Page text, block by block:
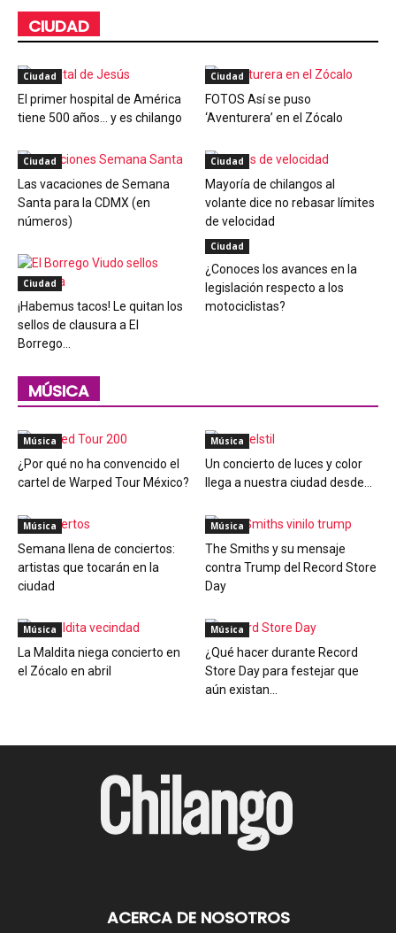
CIUDAD
Ciudad
El primer hospital de América
tiene 500 años… y es chilango
Ciudad
FOTOS Así se puso
‘Aventurera’ en el Zócalo
Ciudad
Las vacaciones de Semana
Santa para la CDMX (en
números)
Ciudad
Mayoría de chilangos al
volante dice no rebasar límites
de velocidad
Ciudad
¡Habemus tacos! Le quitan los
sellos de clausura a El
Borrego...
Ciudad
¿Conoces los avances en la
legislación respecto a los
motociclistas?
MÚSICA
Música
¿Por qué no ha convencido el
cartel de Warped Tour México?
Música
Un concierto de luces y color
llega a nuestra ciudad desde...
Música
Semana llena de conciertos:
artistas que tocarán en la
ciudad
Música
The Smiths y su mensaje
contra Trump del Record Store
Day
Música
La Maldita niega concierto en
el Zócalo en abril
Música
¿Qué hacer durante Record
Store Day para festejar que
aún existan...
ACERCA DE NOSOTROS